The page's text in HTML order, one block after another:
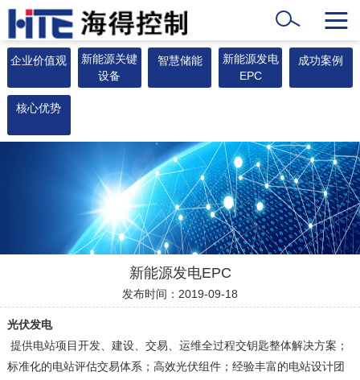
企业价值观
新能源关键
设备
智慧储能
新能源发电
EPC
成功案例
核心优势
新能源发电EPC
发布时间：2019-09-18
光伏发电
提供电站项目开发、建设、交易、运维全过程交钥匙整体解决方案；
标准化的电站评估交易体系；高效光伏组件；经验丰富的电站设计团